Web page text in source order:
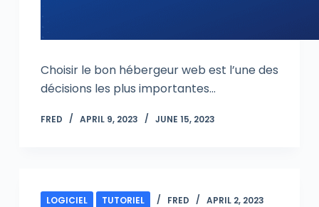
Choisir le bon hébergeur web est l’une des
décisions les plus importantes…
FRED APRIL 9, 2023 JUNE 15, 2023
LOGICIEL TUTORIEL FRED APRIL 2, 2023